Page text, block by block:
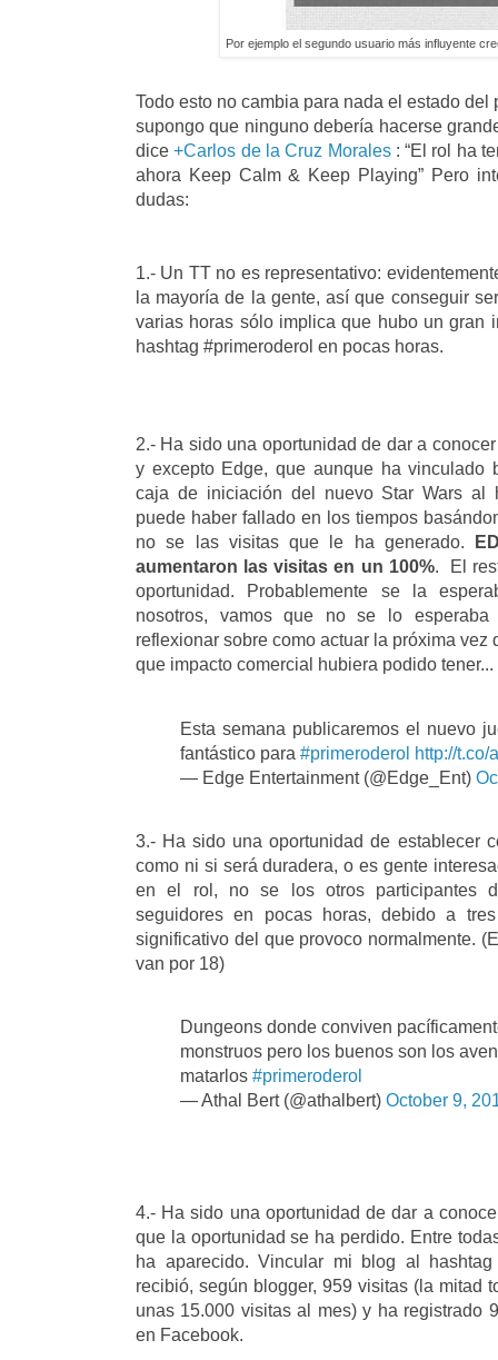
Por ejemplo el segundo usuario más influyente
Todo esto no cambia para nada el estado
supongo que ninguno debería hacerse
dice+Carlos de la Cruz Morales: “El rol ha
ahora Keep Calm & Keep Playing” Pero
dudas:
1.- Un TT no es representativo:
la mayoría de la gente, así que conseguir
varias horas sólo implica que hubo un gran
hashtag #primeroderol en pocas horas.
2.- Ha sido una oportunidad de dar a
y excepto Edge, que aunque ha vinculado
caja de iniciación del nuevo Star Wars al
puede haber fallado en los tiempos
no se las visitas que le ha generado.
aumentaron las visitas en un 100%. El
oportunidad. Probablemente se la
nosotros, vamos que no se lo
reflexionar sobre como actuar la próxima vez
que impacto comercial hubiera podido tener...
Esta semana publicaremos el nuevo
fantástico para #primeroderol http://t.co/
— Edge Entertainment (@Edge_Ent)
3.- Ha sido una oportunidad de establecer
como ni si será duradera, o es gente
en el rol, no se los otros participantes
seguidores en pocas horas, debido a
significativo del que provoco normalmente.
van por 18)
Dungeons donde conviven
monstruos pero los buenos son los
matarlos #primeroderol
— Athal Bert (@athalbert) October 9,
4.- Ha sido una oportunidad de dar a
que la oportunidad se ha perdido. Entre
ha aparecido. Vincular mi blog al hashtag
recibió, según blogger, 959 visitas (la mitad
unas 15.000 visitas al mes) y ha registrado
en Facebook.